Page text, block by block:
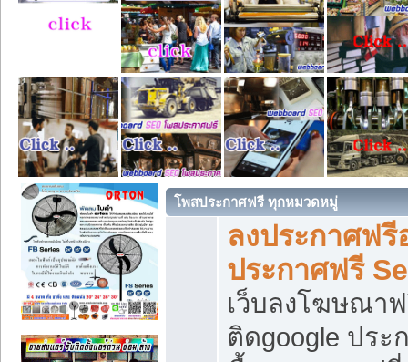
โพสประกาศฟรี ทุกหมวดหมู่
ลงประกาศฟ
ประกาศฟรี
เว็บลงโฆษณา
ติดgoogle ปร